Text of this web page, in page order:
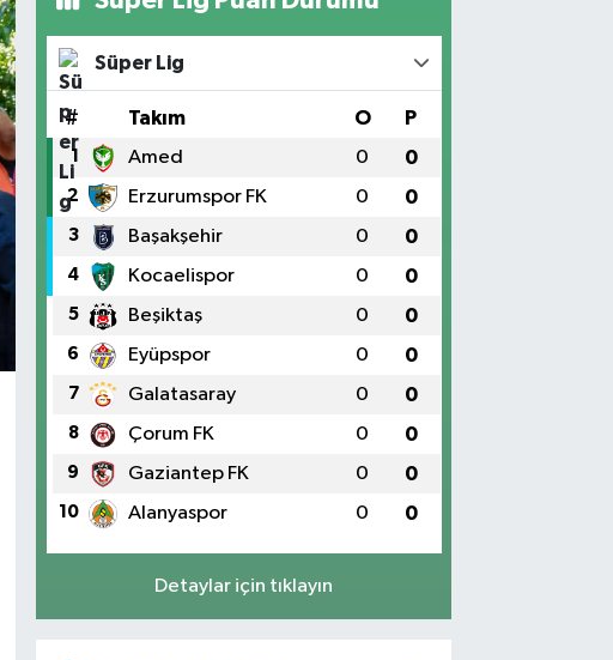
Süper Lig
# Takım O P
1 Amed 0 0
2 Erzurumspor FK 0 0
3 Başakşehir 0 0
4 Kocaelispor 0 0
5 Beşiktaş 0 0
6 Eyüpspor 0 0
7 Galatasaray 0 0
8 Çorum FK 0 0
9 Gaziantep FK 0 0
10 Alanyaspor 0 0
Detaylar için tıklayın